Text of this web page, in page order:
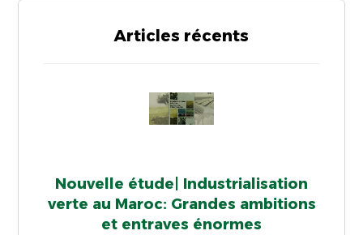
Articles récents
Nouvelle étude| Industrialisation
verte au Maroc: Grandes ambitions
et entraves énormes